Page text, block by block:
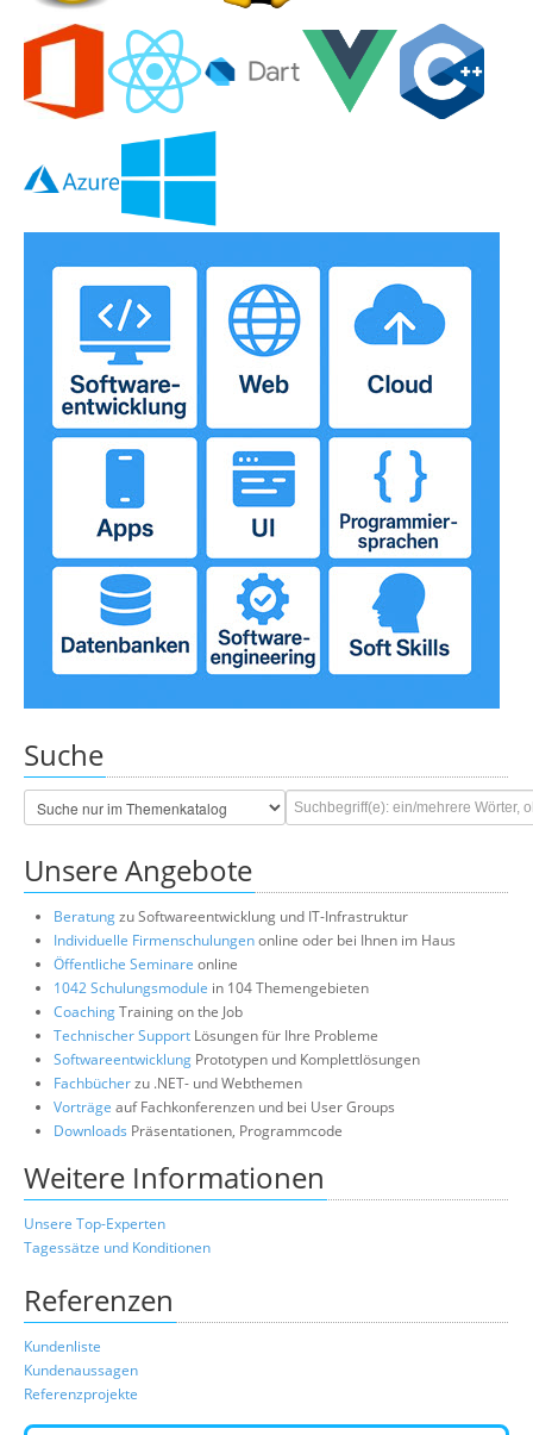
Suche
Unsere Angebote
Beratungzu Softwareentwicklung und IT-Infrastruktur
Individuelle Firmenschulungenonline oder bei Ihnen im Haus
Öffentliche Seminare online
1042 Schulungsmodule in 104 Themengebieten
CoachingTraining on the Job
Technischer Support Lösungen für Ihre Probleme
Softwareentwicklung Prototypen und Komplettlösungen
Fachbücherzu .NET- und Webthemen
Vorträge auf Fachkonferenzen und bei User Groups
Downloads Präsentationen, Programmcode
Weitere Informationen
Unsere Top-Experten
Tagessätze und Konditionen
Referenzen
Kundenliste
Kundenaussagen
Referenzprojekte